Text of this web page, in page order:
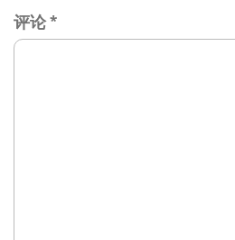
评论*